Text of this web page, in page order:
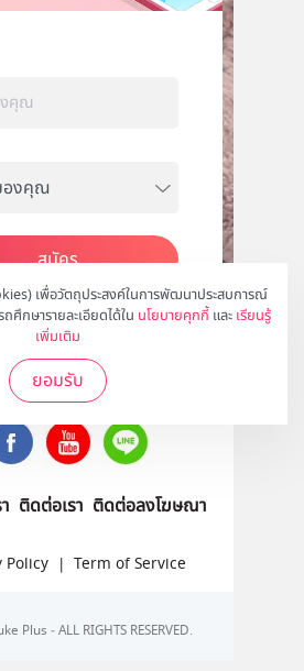
เพื่อวัตถุประสงค์ในการพัฒนาประสบการณ์
ศึกษารายละเอียดได้ใน นโยบายคุกกี้ และ เรียนรู้
เพิ่มเติม
ยอมรับ
สมัคร
ติดตามเราได้ที่
ติดต่อเรา ติดต่อลงโฆษณา
Policy | Term of Service
Plus - ALL RIGHTS RESERVED.